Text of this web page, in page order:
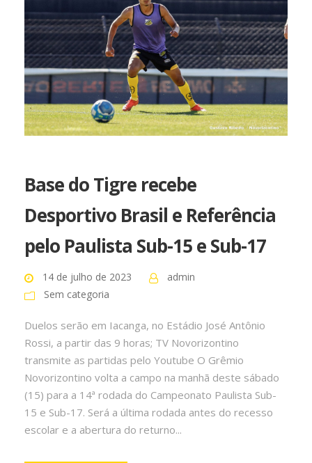
Base do Tigre recebe
Desportivo Brasil e Referência
pelo Paulista Sub-15 e Sub-17
14 de julho de 2023
admin
Sem categoria
Duelos serão em Iacanga, no Estádio José Antônio
Rossi, a partir das 9 horas; TV Novorizontino
transmite as partidas pelo Youtube O Grêmio
Novorizontino volta a campo na manhã deste sábado
(15) para a 14ª rodada do Campeonato Paulista Sub-
15 e Sub-17. Será a última rodada antes do recesso
escolar e a abertura do returno...